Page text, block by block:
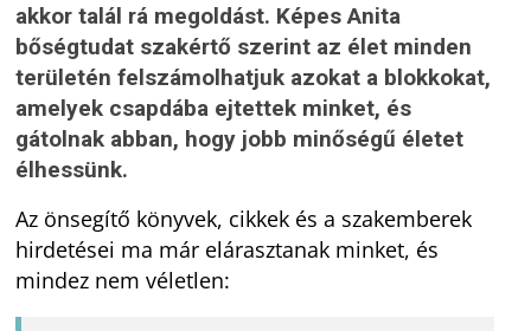
akkor talál rá megoldást. Képes Anita
bőségtudat szakértő szerint az élet minden
területén felszámolhatjuk azokat a blokkokat,
amelyek csapdába ejtettek minket, és
gátolnak abban, hogy jobb minőségű életet
élhessünk.
Az önsegítő könyvek, cikkek és a szakemberek
hirdetései ma már elárasztanak minket, és
mindez nem véletlen: